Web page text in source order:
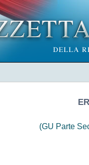
(GU Parte